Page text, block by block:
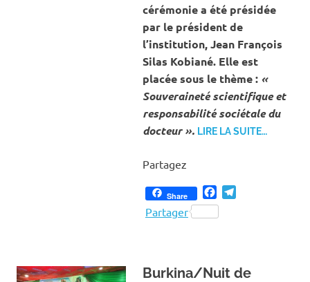
cérémonie a été présidée
par le président de
l’institution, Jean François
Silas Kobiané. Elle est
placée sous le thème :«
Souveraineté scientifique et
responsabilité sociétale du
docteur ». LIRE LA SUITE…
Partagez
Share Facebook
Partager
Burkina/Nuit de